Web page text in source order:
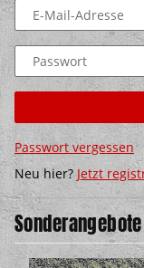
E-Mail-Adresse
Passwort
Passwort vergessen
Neu hier? Jetzt
Sonderangebote